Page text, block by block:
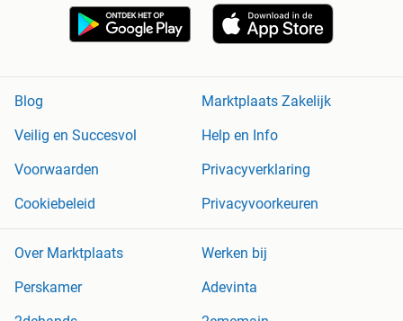
Blog
Marktplaats Zakelijk
Veilig en Succesvol
Help en Info
Voorwaarden
Privacyverklaring
Cookiebeleid
Privacyvoorkeuren
Over Marktplaats
Werken bij
Perskamer
Adevinta